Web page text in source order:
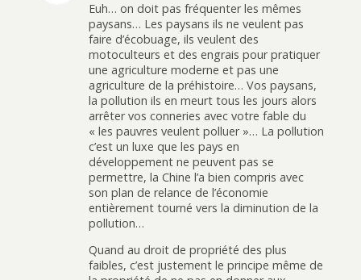
Euh… on doit pas fréquenter les mêmes
paysans… Les paysans ils ne veulent pas
faire d’écobuage, ils veulent des
motoculteurs et des engrais pour pratiquer
une agriculture moderne et pas une
agriculture de la préhistoire… Vos paysans,
la pollution ils en meurt tous les jours alors
arrêter vos conneries avec votre fable du
« les pauvres veulent polluer »… La pollution
c’est un luxe que les pays en
développement ne peuvent pas se
permettre, la Chine l’a bien compris avec
son plan de relance de l’économie
entièrement tourné vers la diminution de la
pollution…
Quand au droit de propriété des plus
faibles, c’est justement le principe même de